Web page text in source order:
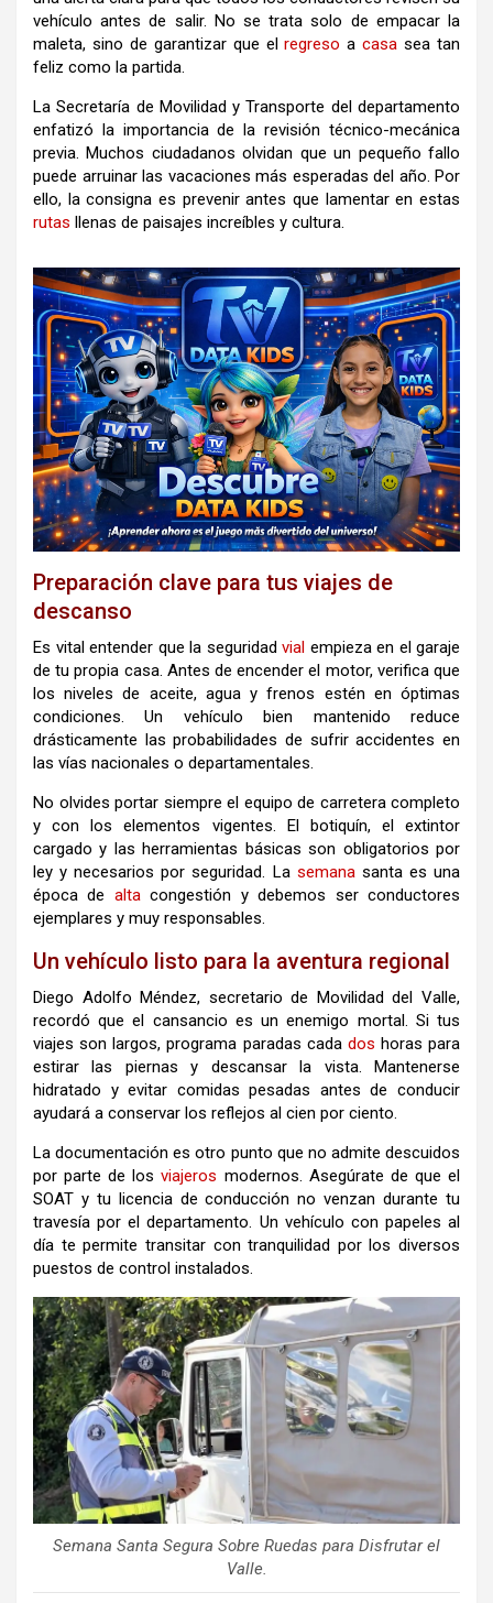
vehículo antes de salir. No se trata solo de empacar la
maleta, sino de garantizar que elregreso acasa sea tan
feliz como la partida.
La Secretaría de Movilidad y Transporte del departamento
enfatizó la importancia de la revisión técnico-mecánica
previa. Muchos ciudadanos olvidan que un pequeño fallo
puede arruinar las vacaciones más esperadas del año. Por
ello, la consigna es prevenir antes que lamentar en estas
rutas llenas de paisajes increíbles y cultura.
Preparación clave para tus viajes de
descanso
Es vital entender que la seguridad vial empieza en el garaje
de tu propia casa. Antes de encender el motor, verifica que
los niveles de aceite, agua y frenos estén en óptimas
condiciones. Un vehículo bien mantenido reduce
drásticamente las probabilidades de sufrir accidentes en
las vías nacionales o departamentales.
No olvides portar siempre el equipo de carretera completo
y con los elementos vigentes. El botiquín, el extintor
cargado y las herramientas básicas son obligatorios por
ley y necesarios por seguridad. La semanasanta es una
época de altacongestión y debemos ser conductores
ejemplares y muy responsables.
Un vehículo listo para la aventura regional
Diego Adolfo Méndez, secretario de Movilidad del Valle,
recordó que el cansancio es un enemigo mortal. Si tus
viajes son largos, programa paradas cada dos horas para
estirar las piernas y descansar la vista. Mantenerse
hidratado y evitar comidas pesadas antes de conducir
ayudará a conservar los reflejos al cien por ciento.
La documentación es otro punto que no admite descuidos
por parte de losviajeros modernos. Asegúrate de que el
SOAT y tu licencia de conducción no venzan durante tu
travesía por el departamento. Un vehículo con papeles al
día te permite transitar con tranquilidad por los diversos
puestos de control instalados.
Semana Santa Segura Sobre Ruedas para Disfrutar el
Valle.